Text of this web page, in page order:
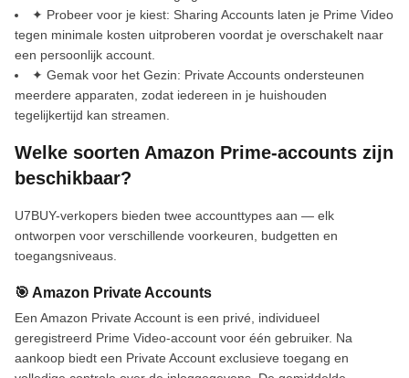
✦ Probeer voor je kiest: Sharing Accounts laten je Prime Video
tegen minimale kosten uitproberen voordat je overschakelt naar
een persoonlijk account.
✦ Gemak voor het Gezin: Private Accounts ondersteunen
meerdere apparaten, zodat iedereen in je huishouden
tegelijkertijd kan streamen.
Welke soorten Amazon Prime-accounts zijn
beschikbaar?
U7BUY-verkopers bieden twee accounttypes aan — elk
ontworpen voor verschillende voorkeuren, budgetten en
toegangsniveaus.
🎯 Amazon Private Accounts
Een Amazon Private Account is een privé, individueel
geregistreerd Prime Video-account voor één gebruiker. Na
aankoop biedt een Private Account exclusieve toegang en